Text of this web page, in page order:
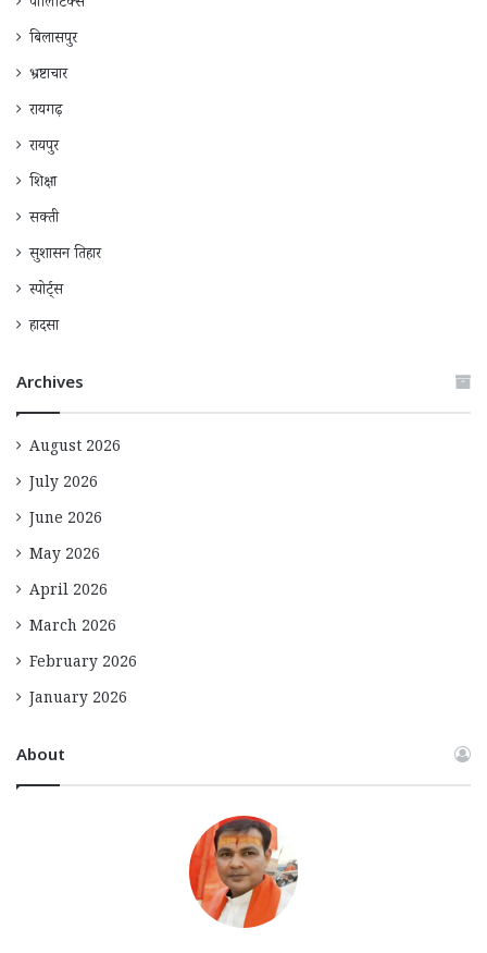
बिलासपुर
भ्रष्टाचार
रायगढ़
रायपुर
शिक्षा
सक्ती
सुशासन तिहार
स्पोर्ट्स
हादसा
Archives
August 2026
July 2026
June 2026
May 2026
April 2026
March 2026
February 2026
January 2026
About